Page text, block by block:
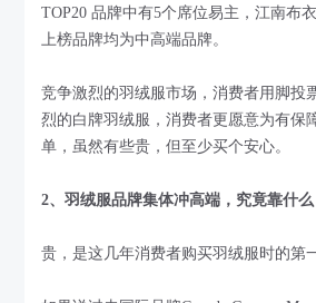
TOP20 品牌中有5个席位易主，江南布
上榜品牌均为中高端品牌。
竞争激烈的羽绒服市场，消费者用脚投
烈的白牌羽绒服，消费者更愿意为有保
单，虽然有些贵，但至少买个安心。
2、羽绒服品牌集体冲高端，究竟靠什么
贵，是这几年消费者购买羽绒服时的第